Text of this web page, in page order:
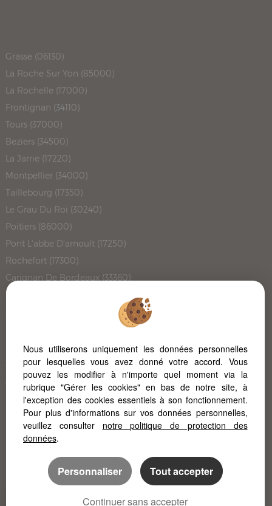
Grasse (06130)
La Roche Sur Yon (85000)
La Rochelle (17000)
Frontignan (34110)
Tours (37000)
Beziers (34500)
La Jarrie (17220)
Montpellier (34000)
Taillebourg (17350)
Le Grau Du Roi (30240)
Poitiers (86000)
Pont L'abbe D'arnoult (17250)
Rochefort (17300)
Carignan De Bordeaux (33360)
Bouliac (33270)
Juicq (17770)
Le Cap Ferret (33950)
Angouleme (16000)
Ares (33740)
L'immobilier à Poitiers
L'immobilier à la Rochelle
Nous utiliserons uniquement les données personnelles
pour lesquelles vous avez donné votre accord. Vous
pouvez les modifier à n'importe quel moment via la
rubrique "Gérer les cookies" en bas de notre site, à
l'exception des cookies essentiels à son fonctionnement.
Pour plus d'informations sur vos données personnelles,
veuillez consulter notre politique de protection des
données.
Personnaliser Tout accepter
Continuer sans accepter